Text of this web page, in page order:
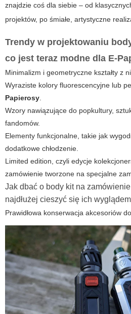
znajdzie coś dla siebie – od
projektów, po śmiałe, artystyczne
Trendy w projektowaniu
co jest teraz modne dla E-
Minimalizm i geometryczne kształty z
Wyraziste kolory fluorescencyjne lub
Papierosy
Wzory nawiązujące do popkultury,
fandomów.
Elementy funkcjonalne, takie jak
dodatkowe chłodzenie.
Limited edition, czyli edycje
zamówienie tworzone na specjalne
Jak dbać o body kit na
najdłużej cieszyć się ich
Prawidłowa konserwacja akcesoriów do